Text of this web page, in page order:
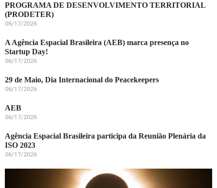
PROGRAMA DE DESENVOLVIMENTO TERRITORIAL
(PRODETER)
06/17/2026
A Agência Espacial Brasileira (AEB) marca presença no
Startup Day!
06/17/2026
29 de Maio, Dia Internacional do Peacekeepers
06/17/2026
AEB
06/17/2026
Agência Espacial Brasileira participa da Reunião Plenária da
ISO 2023
06/17/2026